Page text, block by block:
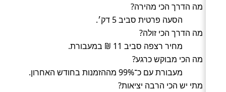
מה הדרך הכי מהירה?
הסעה פרטית סביב 5 דק׳.
מה הדרך הכי זולה?
מחיר רצפה סביב 11 ₪ במעבורת.
מה הכי מבוקש כרגע?
מעבורת עם כ־99% מההזמנות בחודש האחרון.
מתי יש הכי הרבה יציאות?